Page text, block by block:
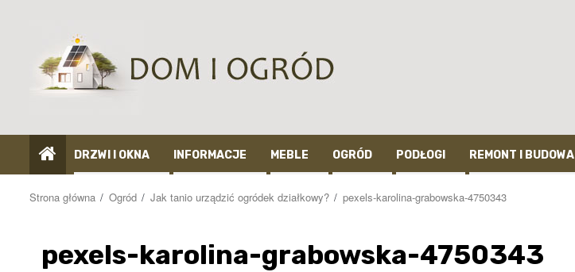
DRZWI I OKNA INFORMACJE MEBLE OGRÓD PODŁOGI REMONT I BUDOWA
Strona główna Ogród Jak tanio urządzić ogródek działkowy? pexels-karolina-grabowska-4750343
pexels-karolina-grabowska-4750343